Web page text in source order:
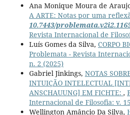
Ana Monique Moura de
A ARTE: Notas por uma
10.7443/
Revista Internacional de
Luís Gomes da Silva, CORPO
Problemata - Revista
n. 2 (2025)
Gabriel Jinkings, NOTAS
INTUIÇÃO INTELECTUAL
ANSCHAUUNG] EM FICHTE: ,
Internacional de Filosofia: v.
Wellington Amâncio Da Silva,